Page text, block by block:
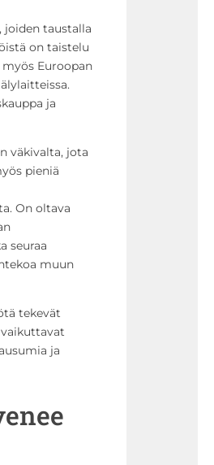
taustalla
on taistelu
Euroopan
ja
väkivalta, jota
pieniä
On oltava
seuraa
muun
tekevät
ja